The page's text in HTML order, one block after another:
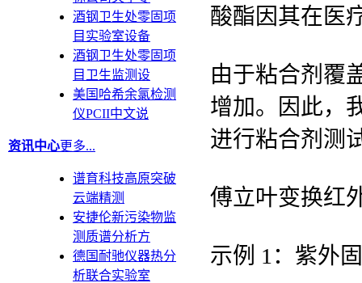
酒钢卫生处零固项
目实验室设备
酒钢卫生处零固项
目卫生监测设
美国哈希余氯检测
仪PCII中文说
资讯中心更多...
谱育科技高原突破
云端精测
安捷伦新污染物监
测质谱分析方
德国耐驰仪器热分
析联合实验室
酸酯因其在医
由于粘合剂覆
增加。因此，
进行粘合剂测
傅立叶变换红
示例 1：紫外